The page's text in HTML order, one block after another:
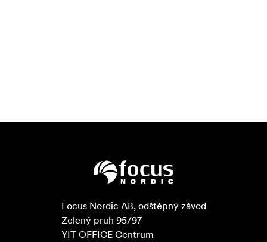
Focus Nordic AB, odštěpný závod
Zelený pruh 95/97
YIT OFFICE Centrum